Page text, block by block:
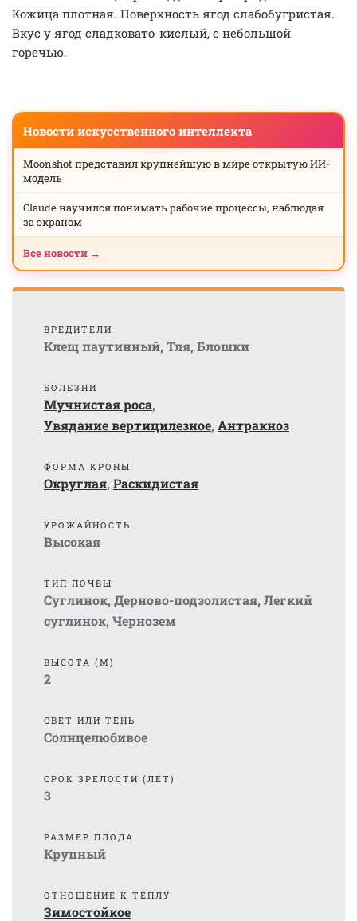
Кожица плотная. Поверхность ягод слабобугристая.
Вкус у ягод сладковато-кислый, с небольшой
горечью.
Новости искусственного интеллекта
Moonshot представил крупнейшую в мире открытую ИИ-
модель
Claude научился понимать рабочие процессы, наблюдая
за экраном
Все новости →
ВРЕДИТЕЛИ
Клещ паутинный, Тля, Блошки
БОЛЕЗНИ
Мучнистая роса,
Увядание вертицилезное, Антракноз
ФОРМА КРОНЫ
Округлая, Раскидистая
УРОЖАЙНОСТЬ
Высокая
ТИП ПОЧВЫ
Суглинок, Дерново-подзолистая, Легкий
суглинок, Чернозем
ВЫСОТА (М)
2
СВЕТ ИЛИ ТЕНЬ
Солнцелюбивое
СРОК ЗРЕЛОСТИ (ЛЕТ)
3
РАЗМЕР ПЛОДА
Крупный
ОТНОШЕНИЕ К ТЕПЛУ
Зимостойкое